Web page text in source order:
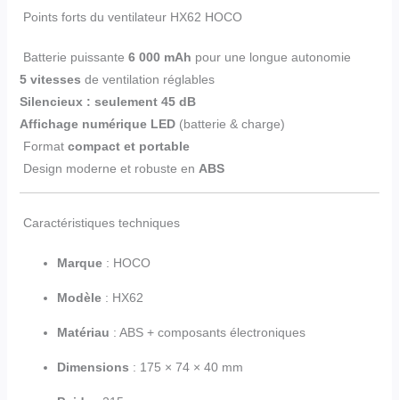
Points forts du ventilateur HX62 HOCO
Batterie puissante 6 000 mAh pour une longue autonomie
5 vitesses de ventilation réglables
Silencieux : seulement 45 dB
Affichage numérique LED(batterie & charge)
Format compact et portable
Design moderne et robuste en ABS
Caractéristiques techniques
Marque: HOCO
Modèle: HX62
Matériau : ABS + composants électroniques
Dimensions : 175 × 74 × 40 mm